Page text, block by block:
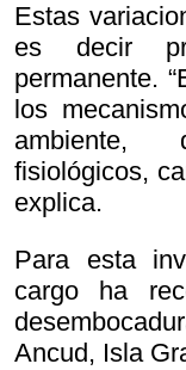
Estas
es decir
permanente.
los
ambiente,
fisiológicos,
explica.
Para esta
cargo ha
Ancud, Isla